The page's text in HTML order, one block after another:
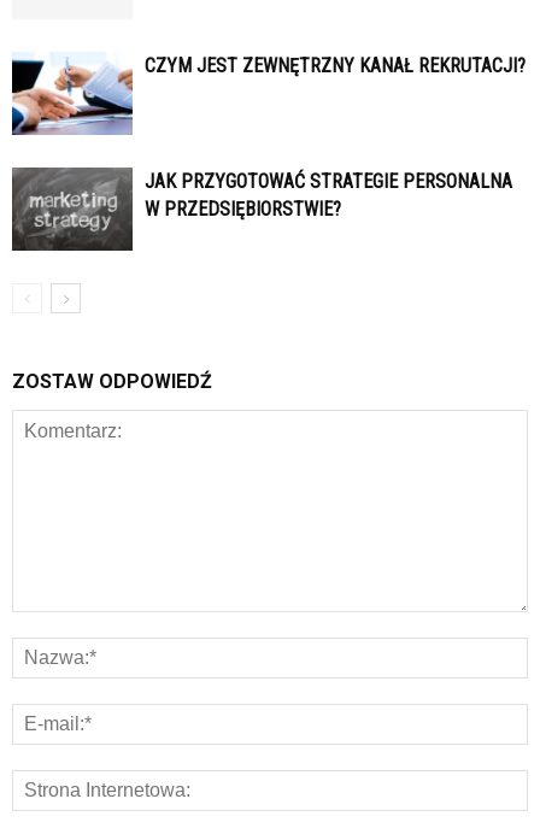
CZYM JEST ZEWNĘTRZNY KANAŁ REKRUTACJI?
JAK PRZYGOTOWAĆ STRATEGIE PERSONALNA
W PRZEDSIĘBIORSTWIE?
ZOSTAW ODPOWIEDŹ